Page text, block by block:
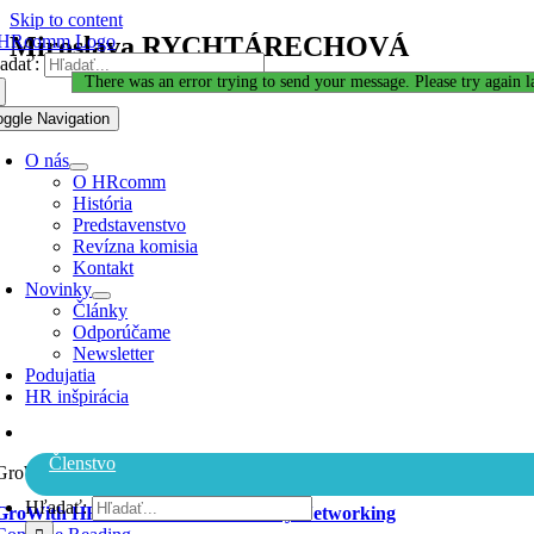
Skip to content
Navigation
O nás
O HRcomm
História
Predstavenstvo
Revízna komisia
Kontakt
Novinky
Články
Odporúčame
Newsletter
Podujatia
HR inšpirácia
Členstvo
Hľadať:
Miroslava RYCHTÁRECHOVÁ
HRcomm Akadémia: Letný Networking
Ďakujeme za Váš záujem!
There was an error trying to send your message. Please try again